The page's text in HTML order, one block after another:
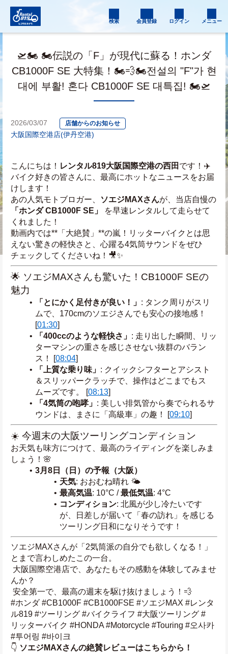
検索 会員登録 ログイン メニュー
🛫🏍️ 🏍️伝説の「F」が現代に蘇る！ホンダ
CB1000F SE 大特集！🏍️💨🏍️전설의 "F"가 현
대에 부활! 혼다 CB1000F SE 대특집! 🏍️🛫
2026/03/07 店舗からのお知らせ
大阪国際空港店(伊丹空港)
こんにちは！ レンタル819大阪国際空港の西田 です！✈️
バイク好きの皆さんに、最高にホットなニュースをお届
けします！
あの人気モトブロガー、
ソエジMAXさん
「ホンダ CB1000F SE」
を早速レンタルして走らせて
くれました！
動画内では**「大絶賛」**の嵐！リッターバイクとは思
えない驚きの軽快さと、心躍る4気筒サウンドをぜひ
チェックしてくださいね！🎥✨
🌟 ソエジMAXさんも驚いた！CB1000F SEの
魅力
「とにかく足付きが良い！」 : タンク周りがスリ
ムで、170cmのソエジさんでも安心の接地感！
[01:30]
「400ccのような軽快さ」 : 走り出した瞬間、リッ
ターマシンの重さを感じさせない抜群のバラン
ス！ [08:04]
「上質な乗り味」 : クイックシフターとアシスト
＆スリッパークラッチで、操作はどこまでもス
ムーズです。 [08:13]
「4気筒の咆哮」 : 美しい排気管から奏でられるサ
ウンドは、まさに「高級車」の趣！ [09:10]
☀️ 今週末の大阪ツーリングコンディション
お天気も味方につけて、最高のライディングを楽しみま
しょう！🌸
3月8日（日）の予報（大阪）
天気: おおむね晴れ 🌤️
最高気温: 10°C / 最低気温: 4°C
コンディション: 北風が少し冷たいです
が、日差しが届いて「春の訪れ」を感じる
ツーリング日和になりそうです！
ソエジMAXさんが「2気筒派の自分でも欲しくなる！」
とまで言わしめたこの一台。
んか？
安全第一で、最高の週末を駆け抜けましょう！💨
#ホンダ #CB1000F #CB1000FSE #ソエジMAX #レンタ
ル819 #ツーリング #バイクライフ #大阪ツーリング #
リッターバイク #HONDA #Motorcycle #Touring #오사카
#투어링 #바이크
👇 ソエジMAXさんの絶賛レビューはこちらから！